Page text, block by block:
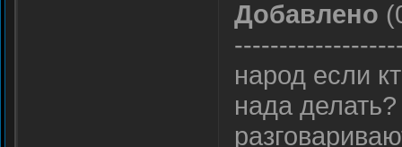
Добавлено
народ если
нада